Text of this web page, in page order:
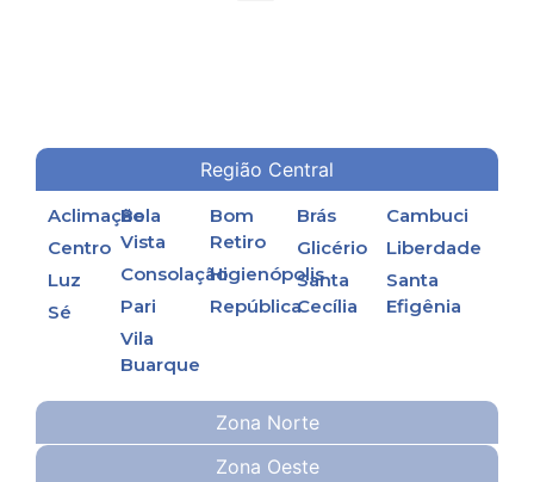
Região Central
Zona Norte
Zona Oeste
Aclimação
Centro
Luz
Sé
Bela
Vista
Consolação
Pari
Vila
Buarque
Bom
Retiro
Higienópolis
República
Brás
Glicério
Santa
Cecília
Cambuci
Liberdade
Santa
Efigênia